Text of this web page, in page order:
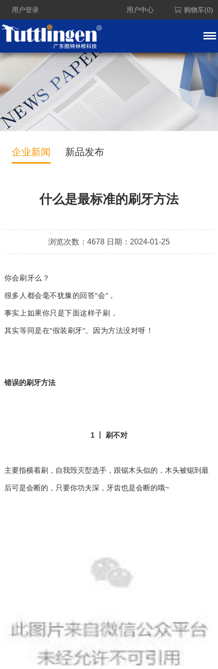
用户登录 用户中心 购物车(0)
企业新闻 新品发布
什么是最标准的刷牙方法
浏览次数：4678 日期：2024-01-25
你会刷牙么？
很多人都会毫不犹豫的回答“会”，
事实上如果你只是下面这样子刷，
其实等同是在“假装刷牙”。因为方法没对呀！
错误的刷牙方法
1 丨 刷不对
主要指横着刷，自我毁灭型选手，跟锯木头似的，木头被锯到最
后可是会断的，只要你功夫深，牙齿也是会断的哦~